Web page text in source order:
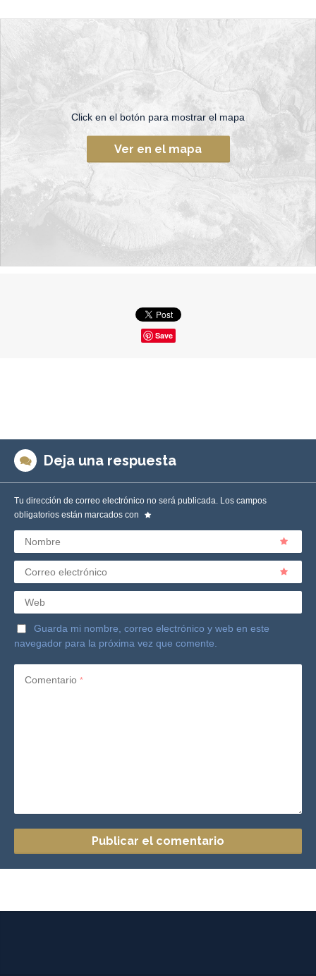
Click en el botón para mostrar el mapa
Ver en el mapa
Save
Deja una respuesta
Tu dirección de correo electrónico no será publicada. Los campos
obligatorios están marcados con
Nombre
Correo electrónico
Web
Guarda mi nombre, correo electrónico y web en este
navegador para la próxima vez que comente.
Comentario *